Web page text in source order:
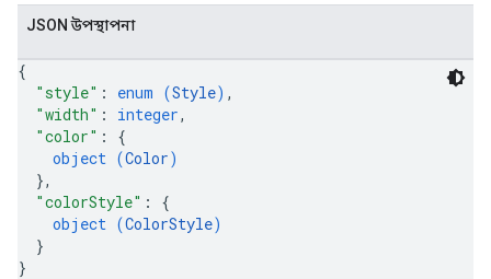
JSON উপস্থাপনা
{
"style" : enum (Style) ,
"width" : integer,
"color" : {
object (Color)
},
"colorStyle" : {
object (ColorStyle)
}
}